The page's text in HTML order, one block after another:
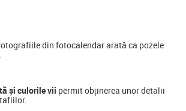
din fotocalendar arată ca pozele
și culorile vii permit obținerea unor detalii